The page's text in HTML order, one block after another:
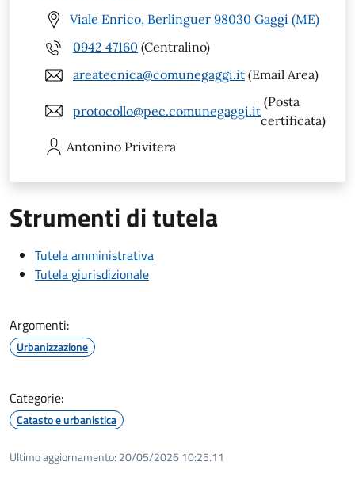
Viale Enrico, Berlinguer 98030 Gaggi (ME)
0942 47160 (Centralino)
areatecnica@comunegaggi.it (Email Area)
protocollo@pec.comunegaggi.it
(Posta
certificata)
Antonino Privitera
Strumenti di tutela
Tutela amministrativa
Tutela giurisdizionale
Argomenti:
Urbanizzazione
Categorie:
Catasto e urbanistica
Ultimo aggiornamento: 20/05/2026 10:25.11